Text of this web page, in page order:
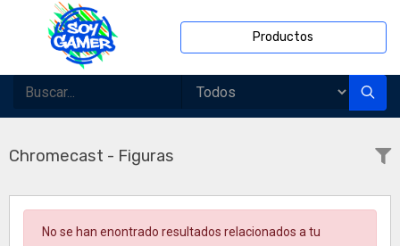
Productos
Chromecast - Figuras
No se han enontrado resultados relacionados a tu